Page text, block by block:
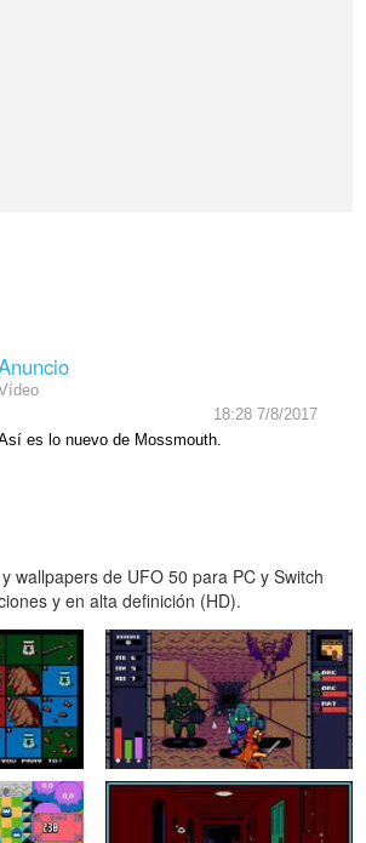
18:28 7/8/2017
es lo nuevo de Mossmouth.
wallpapers de UFO 50 para PC y Switch
y en alta definición (HD).